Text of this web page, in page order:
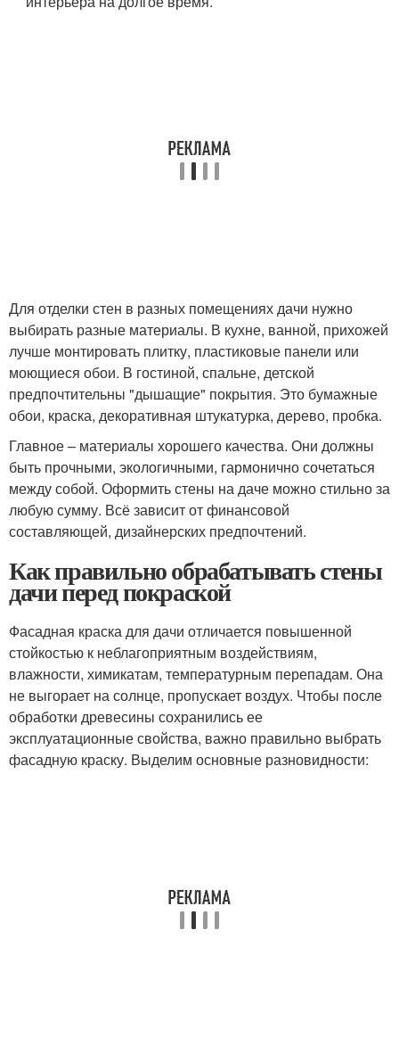
Для отделки стен в разных помещениях дачи нужно
выбирать разные материалы. В кухне, ванной, прихожей
лучше монтировать плитку, пластиковые панели или
моющиеся обои. В гостиной, спальне, детской
предпочтительны "дышащие" покрытия. Это бумажные
обои, краска, декоративная штукатурка, дерево, пробка.
Главное – материалы хорошего качества. Они должны
быть прочными, экологичными, гармонично сочетаться
между собой. Оформить стены на даче можно стильно за
любую сумму. Всё зависит от финансовой
составляющей, дизайнерских предпочтений.
Как правильно обрабатывать стены
дачи перед покраской
Фасадная краска для дачи отличается повышенной
стойкостью к неблагоприятным воздействиям,
влажности, химикатам, температурным перепадам. Она
не выгорает на солнце, пропускает воздух. Чтобы после
обработки древесины сохранились ее
эксплуатационные свойства, важно правильно выбрать
фасадную краску. Выделим основные разновидности: